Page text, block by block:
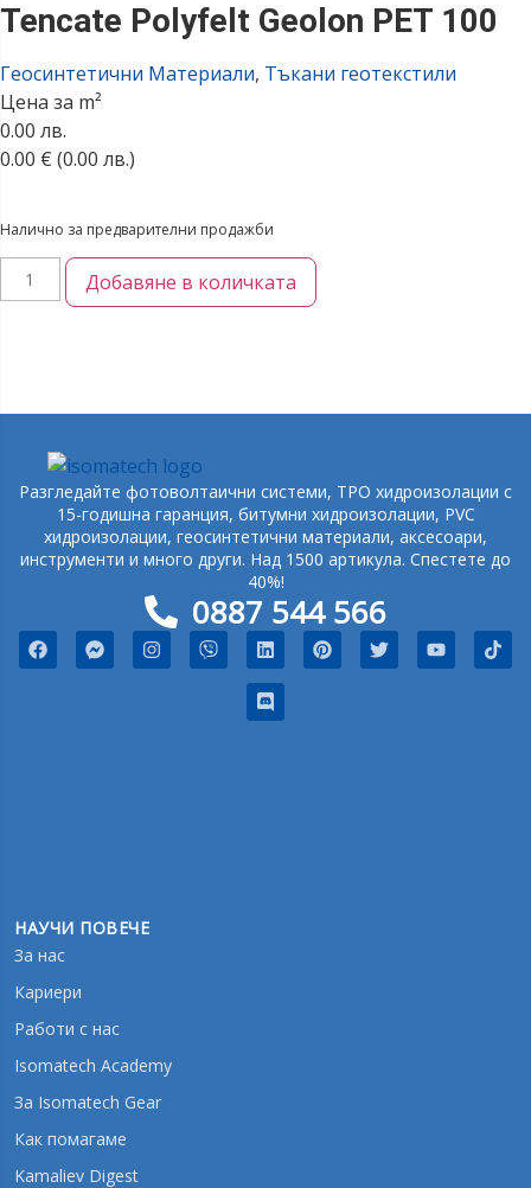
Tencate Polyfelt Geolon PET 100
Геосинтетични Материали, Тъкани геотекстили
Цена за m²
0.00 лв.
0.00 € (0.00 лв.)
Налично за предварителни продажби
Добавяне в количката
Разгледайте фотоволтаични системи, TPO хидроизолации с
15-годишна гаранция, битумни хидроизолации, PVC
хидроизолации, геосинтетични материали, аксесоари,
инструменти и много други. Над 1500 артикула. Спестете до
40%!
0887 544 566
НАУЧИ ПОВЕЧЕ
За нас
Кариери
Работи с нас
Isomatech Academy
За Isomatech Gear
Как помагаме
Kamaliev Digest